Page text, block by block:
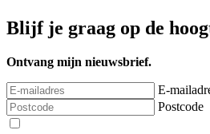
Blijf je graag op de
Ontvang mijn nieuwsbrief.
E-
Postcode